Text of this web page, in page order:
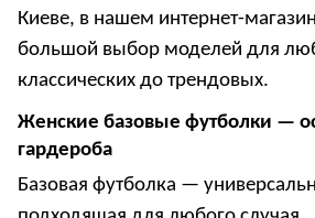
Киеве, в нашем интернет-
большой выбор моделей для
классических до трендовых.
Женские базовые футболки —
гардероба
Базовая футболка —